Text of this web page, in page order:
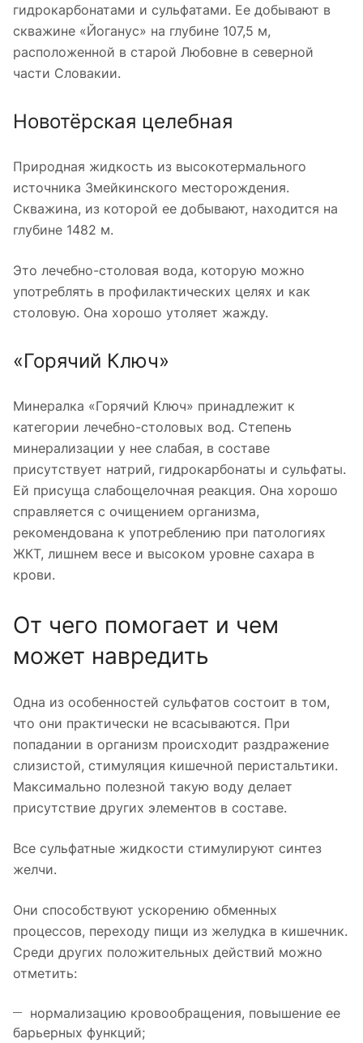
гидрокарбонатами и сульфатами. Ее добывают в
скважине «Йоганус» на глубине 107,5 м,
расположенной в старой Любовне в северной
части Словакии.
Новотёрская целебная
Природная жидкость из высокотермального
источника Змейкинского месторождения.
Скважина, из которой ее добывают, находится на
глубине 1482 м.
Это лечебно-столовая вода, которую можно
употреблять в профилактических целях и как
столовую. Она хорошо утоляет жажду.
«Горячий Ключ»
Минералка «Горячий Ключ» принадлежит к
категории лечебно-столовых вод. Степень
минерализации у нее слабая, в составе
присутствует натрий, гидрокарбонаты и сульфаты.
Ей присуща слабощелочная реакция. Она хорошо
справляется с очищением организма,
рекомендована к употреблению при патологиях
ЖКТ, лишнем весе и высоком уровне сахара в
крови.
От чего помогает и чем
может навредить
Одна из особенностей сульфатов состоит в том,
что они практически не всасываются. При
попадании в организм происходит раздражение
слизистой, стимуляция кишечной перистальтики.
Максимально полезной такую воду делает
присутствие других элементов в составе.
Все сульфатные жидкости стимулируют синтез
желчи.
Они способствуют ускорению обменных
процессов, переходу пищи из желудка в кишечник.
Среди других положительных действий можно
отметить:
нормализацию кровообращения, повышение ее
барьерных функций;